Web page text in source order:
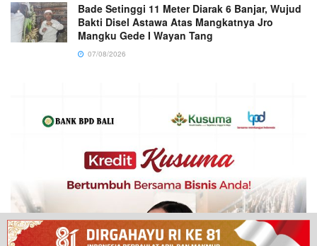
Bade Setinggi 11 Meter Diarak 6 Banjar, Wujud
Bakti Disel Astawa Atas Mangkatnya Jro
Mangku Gede I Wayan Tang
07/08/2026